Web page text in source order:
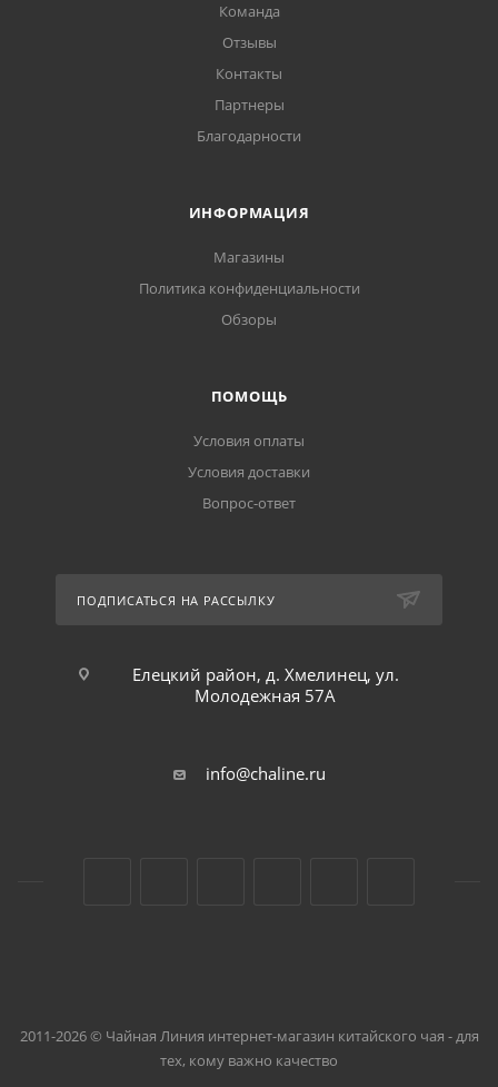
Команда
Отзывы
Контакты
Партнеры
Благодарности
ИНФОРМАЦИЯ
Магазины
Политика конфиденциальности
Обзоры
ПОМОЩЬ
Условия оплаты
Условия доставки
Вопрос-ответ
ПОДПИСАТЬСЯ НА РАССЫЛКУ
Елецкий район, д. Хмелинец, ул.
Молодежная 57А
info@chaline.ru
2011-2026 © Чайная Линия интернет-магазин китайского чая - для
тех, кому важно качество